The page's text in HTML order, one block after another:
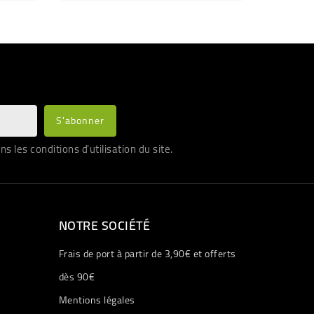
les conditions d'utilisation du site.
NOTRE SOCIÉTÉ
Frais de port à partir de 3,90€ et offerts
dès 90€
Mentions légales